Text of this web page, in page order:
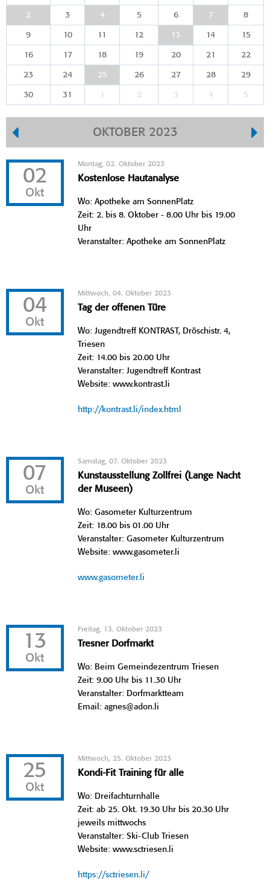
2 3 4 5 6 7 8
9 10 11 12 13 14 15
16 17 18 19 20 21 22
23 24 25 26 27 28 29
30 31 1 2 3 4 5
OKTOBER 2023
02
Okt
Montag, 02. Oktober 2023
Kostenlose Hautanalyse
Wo: Apotheke am SonnenPlatz
Zeit: 2. bis 8. Oktober - 8.00 Uhr bis 19.00
Uhr
Veranstalter: Apotheke am SonnenPlatz
04
Okt
Mittwoch, 04. Oktober 2023
Tag der offenen Türe
Wo: Jugendtreff KONTRAST, Dröschistr. 4,
Triesen
Zeit: 14.00 bis 20.00 Uhr
Veranstalter: Jugendtreff Kontrast
Website: www.kontrast.li
http://kontrast.li/index.html
07
Okt
Samstag, 07. Oktober 2023
Kunstausstellung Zollfrei (Lange Nacht
der Museen)
Wo: Gasometer Kulturzentrum
Zeit: 18.00 bis 01.00 Uhr
Veranstalter: Gasometer Kulturzentrum
Website: www.gasometer.li
www.gasometer.li
13
Okt
Freitag, 13. Oktober 2023
Tresner Dorfmarkt
Wo: Beim Gemeindezentrum Triesen
Zeit: 9.00 Uhr bis 11.30 Uhr
Veranstalter: Dorfmarktteam
Email: agnes@adon.li
25
Okt
Mittwoch, 25. Oktober 2023
Kondi-Fit Training für alle
Wo: Dreifachturnhalle
Zeit: ab 25. Okt. 19.30 Uhr bis 20.30 Uhr
jeweils mittwochs
Veranstalter: Ski-Club Triesen
Website: www.sctriesen.li
https://sctriesen.li/